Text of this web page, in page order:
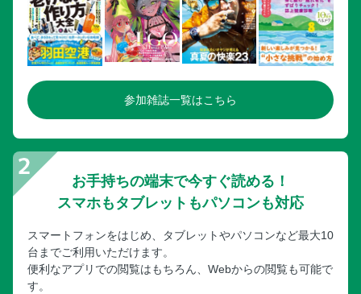
参加雑誌一覧はこちら
お手持ちの端末で今すぐ読める！
スマホもタブレットもパソコンも対応
スマートフォンをはじめ、タブレットやパソコンなど最大10
台までご利用いただけます。
便利なアプリでの閲覧はもちろん、Webからの閲覧も可能で
す。